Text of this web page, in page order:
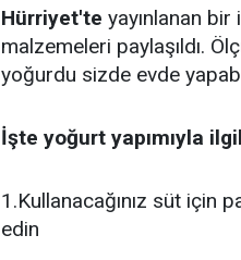
Hürriyet'te yayınlanan
malzemeleri paylaşıldı.
yoğurdu sizde evde
İşte yoğurt yapımıyla
1.Kullanacağınız süt için
edin